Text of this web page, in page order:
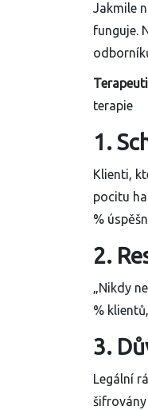
Jakmile
funguje.
terapie
1.
Klienti,
pocitu
%
2.
„Nikdy
%
3.
Legální